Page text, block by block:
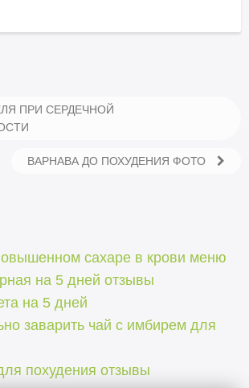
ПРИ СЕРДЕЧНОЙ
ВАРНАВА ДО ПОХУДЕНИЯ ФОТО
сахаре в крови меню
на 5 дней отзывы
на 5 дней
заварить чай с имбирем для
похудения отзывы